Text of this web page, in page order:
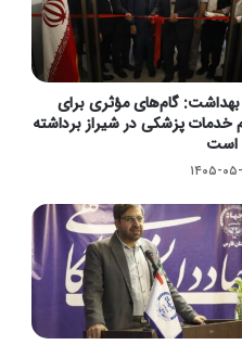
بهداشت: گام‌های مؤثری برای
خدمات پزشکی در شیراز برداشته
است
۰۵-۱۵